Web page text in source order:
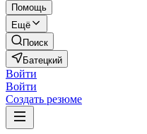
Помощь
Ещё
Поиск
Батецкий
Войти
Войти
Создать резюме